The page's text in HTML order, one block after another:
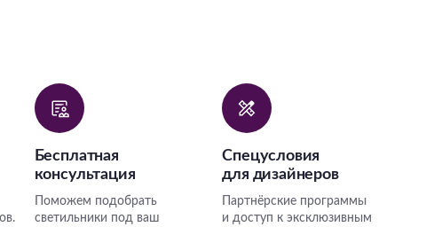
Бесплатная
консультация
Поможем подобрать
светильники под ваш
Спецусловия
для дизайнеров
Партнёрские программы
и доступ к эксклюзивным